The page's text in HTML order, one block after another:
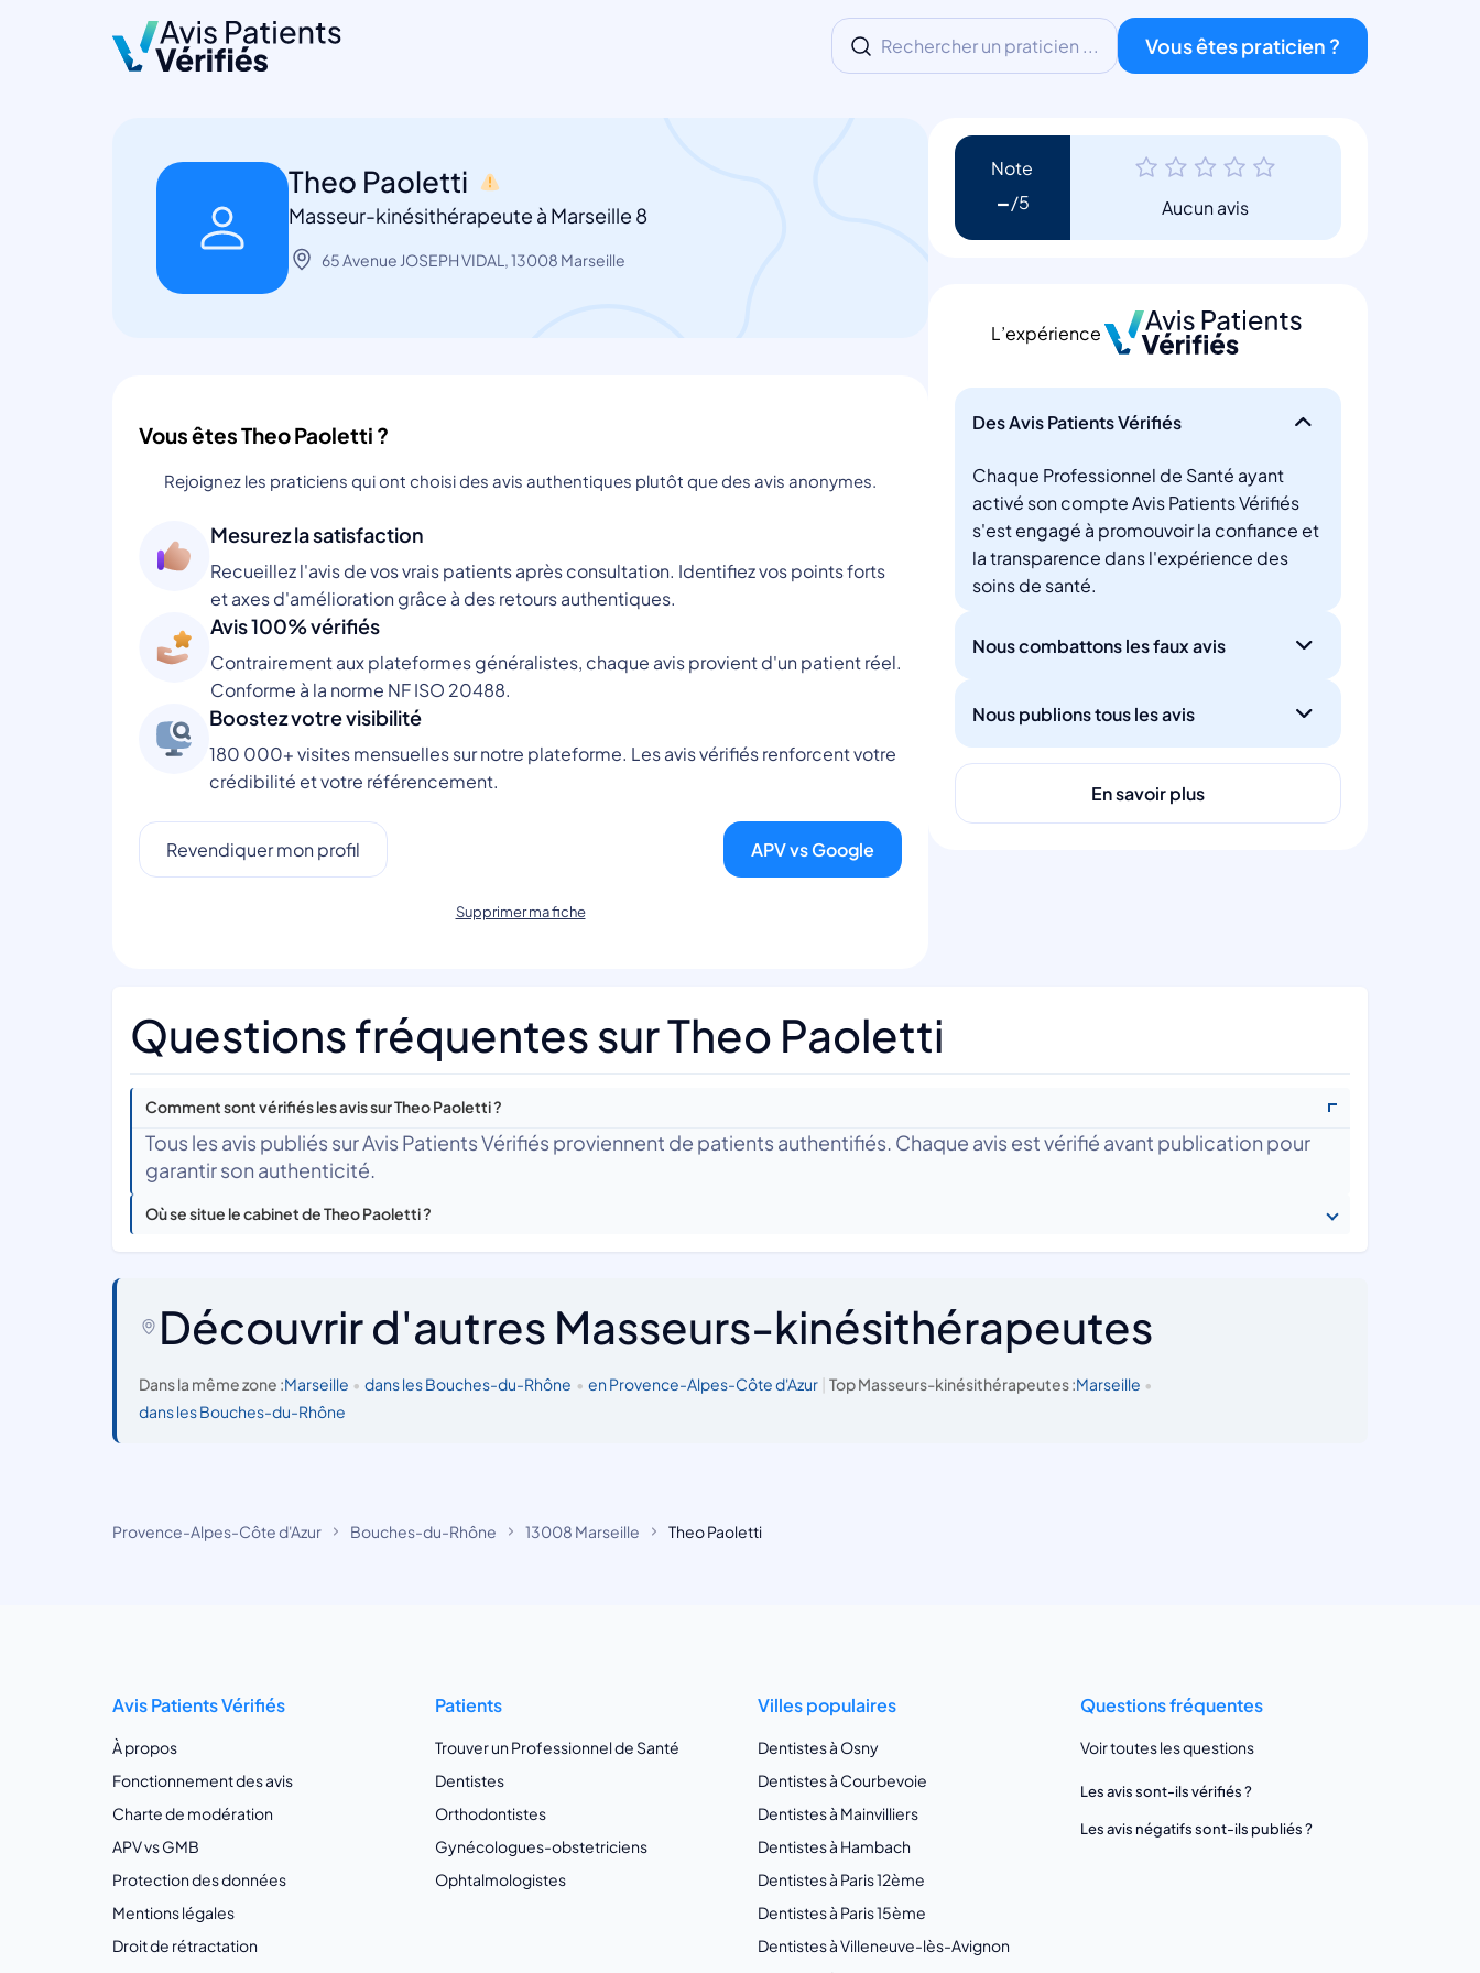
Rechercher un praticien ... Vous êtes praticien ?
Theo Paoletti
Masseur-kinésithérapeute à Marseille 8
65 Avenue JOSEPH VIDAL, 13008 Marseille
Vous êtes Theo Paoletti ?
Rejoignez les praticiens qui ont choisi des avis authentiques plutôt que des avis anonymes.
Mesurez la satisfaction
Recueillez l'avis de vos vrais patients après consultation. Identifiez vos points forts
et axes d'amélioration grâce à des retours authentiques.
Avis 100% vérifiés
Contrairement aux plateformes généralistes, chaque avis provient d'un patient réel.
Conforme à la norme NF ISO 20488.
Boostez votre visibilité
180 000+ visites mensuelles sur notre plateforme. Les avis vérifiés renforcent votre
crédibilité et votre référencement.
Revendiquer mon profil APV vs Google
Supprimer ma fiche
Note
- Aucun avis
L’expérience
Des Avis Patients Vérifiés
Chaque Professionnel de Santé ayant
activé son compte Avis Patients Vérifiés
s'est engagé à promouvoir la confiance et
la transparence dans l'expérience des
soins de santé.
Nous combattons les faux avis
Nous publions tous les avis
En savoir plus
Questions fréquentes sur Theo Paoletti
Comment sont vérifiés les avis sur Theo Paoletti ?
Tous les avis publiés sur Avis Patients Vérifiés proviennent de patients authentifiés. Chaque avis est vérifié avant publication pour
garantir son authenticité.
Où se situe le cabinet de Theo Paoletti ?
Découvrir d'autres Masseurs-kinésithérapeutes
Dans la même zone :Marseille • dans les Bouches-du-Rhône • en Provence-Alpes-Côte d'Azur | Top Masseurs-kinésithérapeutes :Marseille •
dans les Bouches-du-Rhône
Provence-Alpes-Côte d'Azur Bouches-du-Rhône 13008 Marseille Theo Paoletti
Avis Patients Vérifiés
À propos
Fonctionnement des avis
Charte de modération
APV vs GMB
Protection des données
Mentions légales
Droit de rétractation
Patients
Trouver un Professionnel de Santé
Dentistes
Orthodontistes
Gynécologues-obstetriciens
Ophtalmologistes
Villes populaires
Dentistes à Osny
Dentistes à Courbevoie
Dentistes à Mainvilliers
Dentistes à Hambach
Dentistes à Paris 12ème
Dentistes à Paris 15ème
Dentistes à Villeneuve-lès-Avignon
Questions fréquentes
Voir toutes les questions
Les avis sont-ils vérifiés ?
Les avis négatifs sont-ils publiés ?